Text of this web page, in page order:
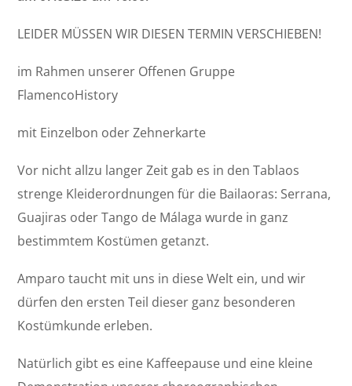
LEIDER MÜSSEN WIR DIESEN TERMIN VERSCHIEBEN!
im Rahmen unserer Offenen Gruppe
FlamencoHistory
mit Einzelbon oder Zehnerkarte
Vor nicht allzu langer Zeit gab es in den Tablaos
strenge Kleiderordnungen für die Bailaoras: Serrana,
Guajiras oder Tango de Málaga wurde in ganz
bestimmtem Kostümen getanzt.
Amparo taucht mit uns in diese Welt ein, und wir
dürfen den ersten Teil dieser ganz besonderen
Kostümkunde erleben.
Natürlich gibt es eine Kaffeepause und eine kleine